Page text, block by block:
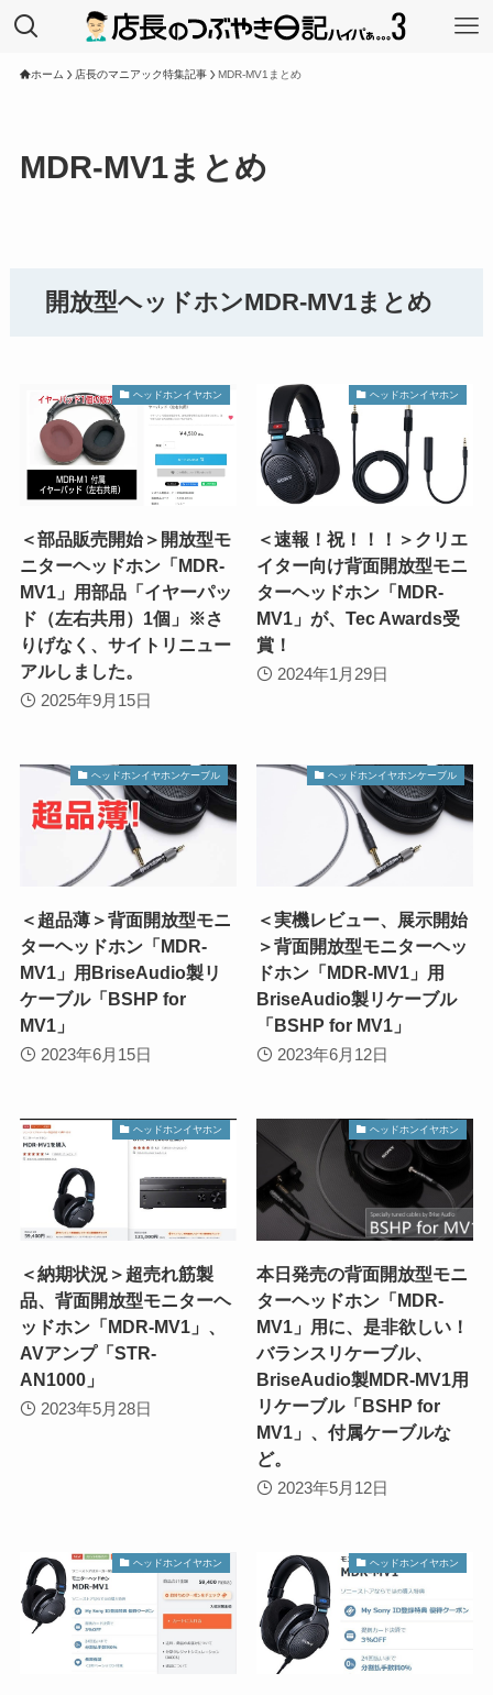
ホーム 店長のマニアック特集記事 MDR-MV1まとめ
MDR-MV1まとめ
開放型ヘッドホンMDR-MV1まとめ
ヘッドホンイヤホン
＜部品販売開始＞開放型モ
ニターヘッドホン「MDR-
MV1」用部品「イヤーパッ
ド（左右共用）1個」※さ
りげなく、サイトリニュー
アルしました。
2025年9月15日
ヘッドホンイヤホン
＜速報！祝！！！＞クリエ
イター向け背面開放型モニ
ターヘッドホン「MDR-
MV1」が、Tec Awards受
賞！
2024年1月29日
ヘッドホンイヤホンケーブル
＜超品薄＞背面開放型モニ
ターヘッドホン「MDR-
MV1」用BriseAudio製リ
ケーブル「BSHP for
MV1」
2023年6月15日
ヘッドホンイヤホンケーブル
＜実機レビュー、展示開始
＞背面開放型モニターヘッ
ドホン「MDR-MV1」用
BriseAudio製リケーブル
「BSHP for MV1」
2023年6月12日
ヘッドホンイヤホン
＜納期状況＞超売れ筋製
品、背面開放型モニターヘ
ッドホン「MDR-MV1」、
AVアンプ「STR-
AN1000」
2023年5月28日
ヘッドホンイヤホン
本日発売の背面開放型モニ
ターヘッドホン「MDR-
MV1」用に、是非欲しい！
バランスリケーブル、
BriseAudio製MDR-MV1用
リケーブル「BSHP for
MV1」、付属ケーブルな
ど。
2023年5月12日
ヘッドホンイヤホン ヘッドホンイヤホン